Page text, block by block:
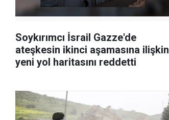
Soykırımcı İsrail Gazze'de
ateşkesin ikinci aşamasına ilişkin
yeni yol haritasını reddetti